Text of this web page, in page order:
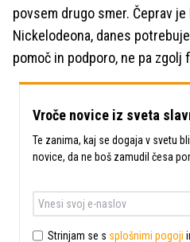
povsem drugo smer. Čeprav
Nickelodeona, danes
pomoč in podporo, ne pa zgolj
Vroče novice iz sveta
Te zanima, kaj se dogaja v svetu
novice, da ne boš zamudil česa
Strinjam se s splošnimi pogoji